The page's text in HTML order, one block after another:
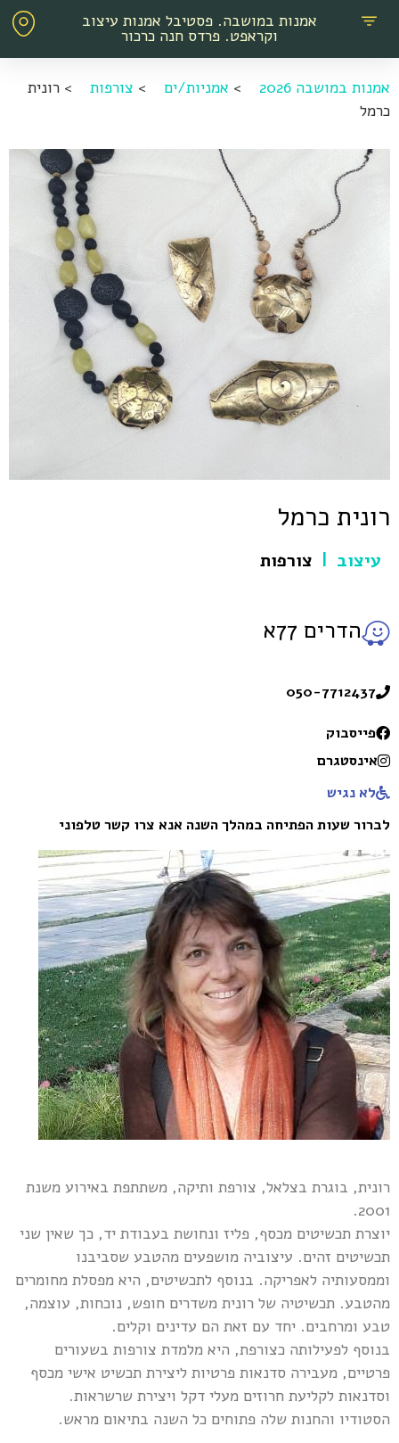
אמנות במושבה. פסטיבל אמנות עיצוב
וקראפט. פרדס חנה כרכור
אמנות במושבה 2026 > אמניות/ים > צורפות > רונית
כרמל
רונית כרמל
עיצוב | צורפות
הדרים 77א
050-7712437
פייסבוק
אינסטגרם
לא נגיש
לברור שעות הפתיחה במהלך השנה אנא צרו קשר טלפוני
רונית, בוגרת בצלאל, צורפת ותיקה, משתתפת באירוע משנת
2001.
יוצרת תכשיטים מכסף, פליז ונחושת בעבודת יד, כך שאין שני
תכשיטים זהים. עיצוביה מושפעים מהטבע שסביבנו
וממסעותיה לאפריקה. בנוסף לתכשיטים, היא מפסלת מחומרים
מהטבע. תכשיטיה של רונית משדרים חופש, נוכחות, עוצמה,
טבע ומרחבים. יחד עם זאת הם עדינים וקלים.
בנוסף לפעילותה כצורפת, היא מלמדת צורפות בשעורים
פרטיים, מעבירה סדנאות פרטיות ליצירת תכשיט אישי מכסף
וסדנאות לקליעת חרוזים מעלי דקל ויצירת שרשראות.
הסטודיו והחנות שלה פתוחים כל השנה בתיאום מראש.